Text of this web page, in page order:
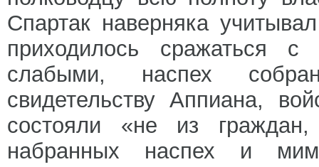
Спартак наверняка
приходилось сражаться с
слабыми, наспех
свидетельству Аппиана,
состояли «не из
набранных наспех и